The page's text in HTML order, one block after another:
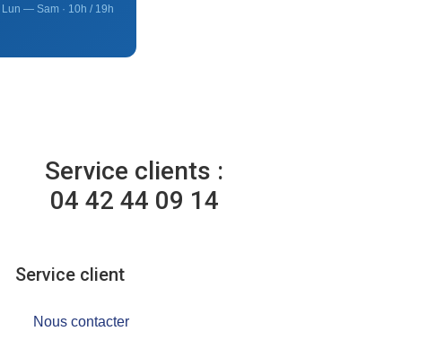
Lun — Sam · 10h / 19h
Service clients :
04 42 44 09 14
Service client
Nous contacter